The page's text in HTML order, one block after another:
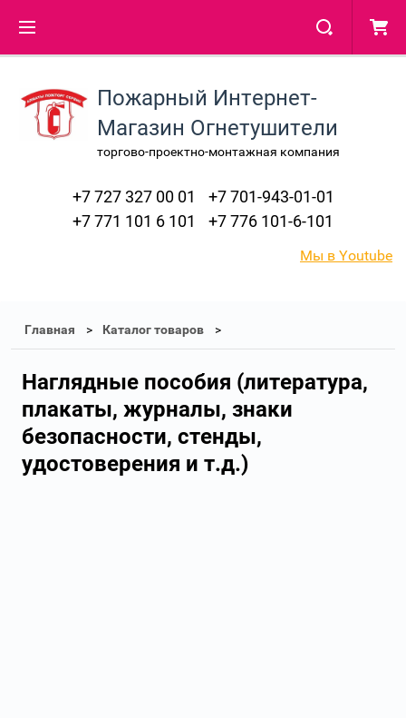
Пожарный Интернет-
Магазин Огнетушители
торгово-проектно-монтажная компания
+7 727 327 00 01
+7 701-943-01-01
+7 771 101 6 101
+7 776 101-6-101
Мы в Youtube
Главная Каталог товаров
Наглядные пособия (литература,
плакаты, журналы, знаки
безопасности, стенды,
удостоверения и т.д.)